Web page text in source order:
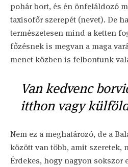
pohár bort, és én önfeláldozó
taxisofőr szerepét (nevet). De
természetesen mind a ketten
főzésnek is megvan a maga
menet közben is felbontunk
Van kedvenc
itthon vagy
Nem ez a meghatározó, de a
között van több, amit szeretek,
Érdekes, hogy nagyon sokszor